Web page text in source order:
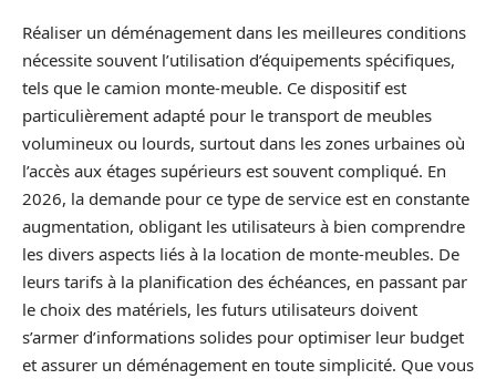
Réaliser un déménagement dans les meilleures conditions
nécessite souvent l’utilisation d’équipements spécifiques,
tels que le camion monte-meuble. Ce dispositif est
particulièrement adapté pour le transport de meubles
volumineux ou lourds, surtout dans les zones urbaines où
l’accès aux étages supérieurs est souvent compliqué. En
2026, la demande pour ce type de service est en constante
augmentation, obligant les utilisateurs à bien comprendre
les divers aspects liés à la location de monte-meubles. De
leurs tarifs à la planification des échéances, en passant par
le choix des matériels, les futurs utilisateurs doivent
s’armer d’informations solides pour optimiser leur budget
et assurer un déménagement en toute simplicité. Que vous